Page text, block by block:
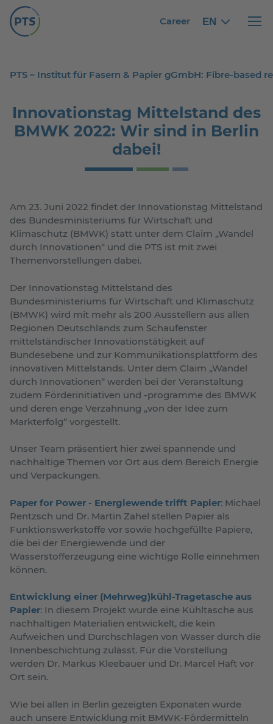
Career EN English
English
PTS – Institut für Fasern & Papier gGmbH: Fibre-based
Innovationstag Mittelstand des
BMWK 2022: Wir sind in Berlin
dabei!
Am 23. Juni 2022 findet der Innovationstag Mittelstand
des Bundesministeriums für Wirtschaft und
Klimaschutz (BMWK) statt unter dem Claim „Wandel
durch Innovationen“ und die PTS ist mit zwei
Themenvorstellungen dabei.
Der Innovationstag Mittelstand des
Bundesministeriums für Wirtschaft und Klimaschutz
(BMWK) wird mit mehr als 200 Ausstellern aus allen
Regionen Deutschlands zum Schaufenster
mittelständischer Innovationstätigkeit auf
Bundesebene und zur Kommunikationsplattform des
innovativen Mittelstands. Unter dem Claim „Wandel
durch Innovationen“ werden bei der Veranstaltung
zudem Förderinitiativen und -programme des BMWK
und deren enge Verzahnung „von der Idee zum
Markterfolg“ vorgestellt.
Unser Team präsentiert hier zwei spannende und
nachhaltige Themen vor Ort aus dem Bereich Energie
und Verpackungen.
Paper for Power - Energiewende trifft Papier: Michael
Rentzsch und Dr. Martin Zahel stellen Papier als
Funktionswerkstoffe vor sowie hochgefüllte Papiere,
die bei der Energiewende und der
Wasserstofferzeugung eine wichtige Rolle einnehmen
können.
Entwicklung einer (Mehrweg)kühl-Tragetasche aus
Papier: In diesem Projekt wurde eine Kühltasche aus
nachhaltigen Materialien entwickelt, die kein
Aufweichen und Durchschlagen von Wasser durch die
Innenbeschichtung zulässt. Für die Vorstellung
werden Dr. Markus Kleebauer und Dr. Marcel Haft vor
Ort sein.
Wie bei allen in Berlin gezeigten Exponaten wurde
auch unsere Entwicklung mit BMWK-Fördermitteln